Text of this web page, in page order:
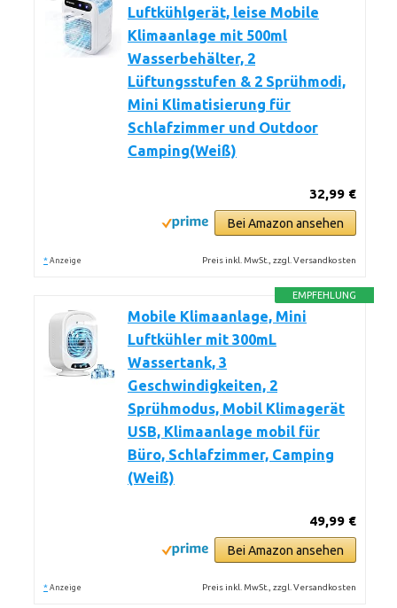
Luftkühlgerät, leise Mobile
Klimaanlage mit 500ml
Wasserbehälter, 2
Lüftungsstufen & 2 Sprühmodi,
Mini Klimatisierung für
Schlafzimmer und Outdoor
Camping(Weiß)
32,99 €
Bei Amazon ansehen
* Anzeige Preis inkl. MwSt., zzgl. Versandkosten
EMPFEHLUNG
Mobile Klimaanlage, Mini
Luftkühler mit 300mL
Wassertank, 3
Geschwindigkeiten, 2
Sprühmodus, Mobil Klimagerät
USB, Klimaanlage mobil für
Büro, Schlafzimmer, Camping
(Weiß)
49,99 €
Bei Amazon ansehen
* Anzeige Preis inkl. MwSt., zzgl. Versandkosten